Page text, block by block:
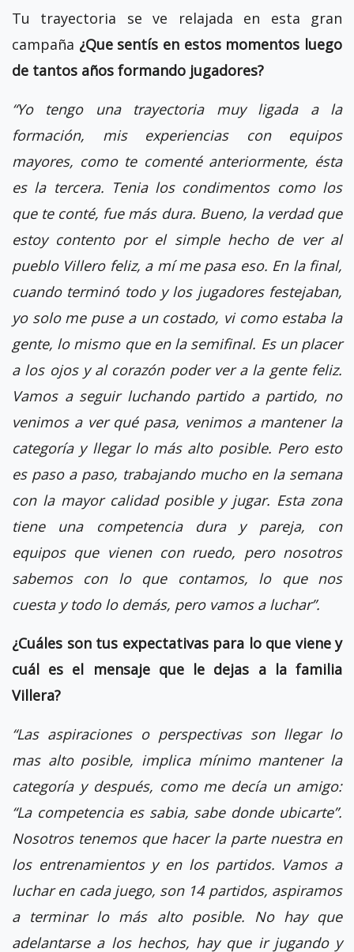
Tu trayectoria se ve relajada en esta gran
campaña ¿Que sentís en estos momentos luego
de tantos años formando jugadores?
“Yo tengo una trayectoria muy ligada a la
formación, mis experiencias con equipos
mayores, como te comenté anteriormente, ésta
es la tercera. Tenia los condimentos como los
que te conté, fue más dura. Bueno, la verdad que
estoy contento por el simple hecho de ver al
pueblo Villero feliz, a mí me pasa eso. En la final,
cuando terminó todo y los jugadores festejaban,
yo solo me puse a un costado, vi como estaba la
gente, lo mismo que en la semifinal. Es un placer
a los ojos y al corazón poder ver a la gente feliz.
Vamos a seguir luchando partido a partido, no
venimos a ver qué pasa, venimos a mantener la
categoría y llegar lo más alto posible. Pero esto
es paso a paso, trabajando mucho en la semana
con la mayor calidad posible y jugar. Esta zona
tiene una competencia dura y pareja, con
equipos que vienen con ruedo, pero nosotros
sabemos con lo que contamos, lo que nos
cuesta y todo lo demás, pero vamos a luchar”.
¿Cuáles son tus expectativas para lo que viene y
cuál es el mensaje que le dejas a la familia
Villera?
“Las aspiraciones o perspectivas son llegar lo
mas alto posible, implica mínimo mantener la
categoría y después, como me decía un amigo:
“La competencia es sabia, sabe donde ubicarte”.
Nosotros tenemos que hacer la parte nuestra en
los entrenamientos y en los partidos. Vamos a
luchar en cada juego, son 14 partidos, aspiramos
a terminar lo más alto posible. No hay que
adelantarse a los hechos, hay que ir jugando y